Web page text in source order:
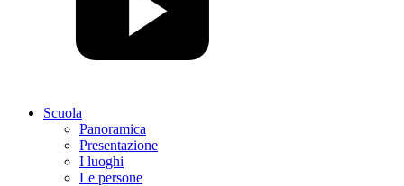
Scuola
Panoramica
Presentazione
I luoghi
Le persone